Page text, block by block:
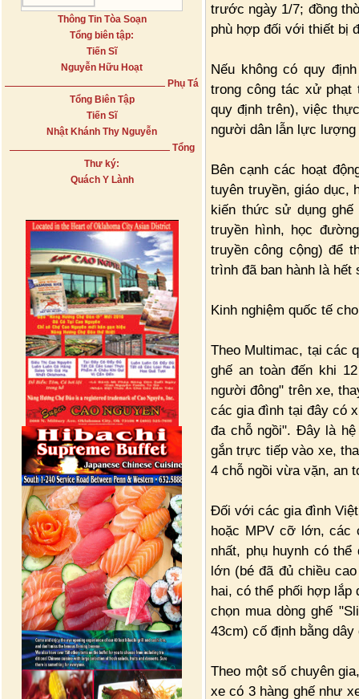
Thông Tin Tòa Soạn
Tổng biên tập:
Tiến Sĩ
Nguyễn Hữu Hoạt
Phụ Tá
Tổng Biên Tập
Tiến Sĩ
Nhật Khánh Thy Nguyễn
Tổng
Thư ký:
Quách Y Lành
trước ngày 1/7; đồng
phù hợp đối với thiết bị
Nếu không có quy
trong công tác xử phạt
quy định trên), việc
người dân lẫn lực
Bên cạnh các hoạt
tuyên truyền, giáo dục,
kiến thức sử dụng ghế
truyền hình, học
truyền công cộng) để
trình đã ban hành là hết
Kinh nghiệm quốc tế
Theo Multimac, tại các
ghế an toàn đến khi
người đông" trên xe,
các gia đình tại đây có
đa chỗ ngồi". Đây là hệ
gắn trực tiếp vào xe,
4 chỗ ngồi vừa vặn, an
Đối với các gia đình
hoặc MPV cỡ lớn, các
nhất, phụ huynh có
lớn (bé đã đủ chiều
hai, có thể phối hợp lắp
chọn mua dòng ghế
43cm) cố định bằng
Theo một số chuyên
xe có 3 hàng ghế như